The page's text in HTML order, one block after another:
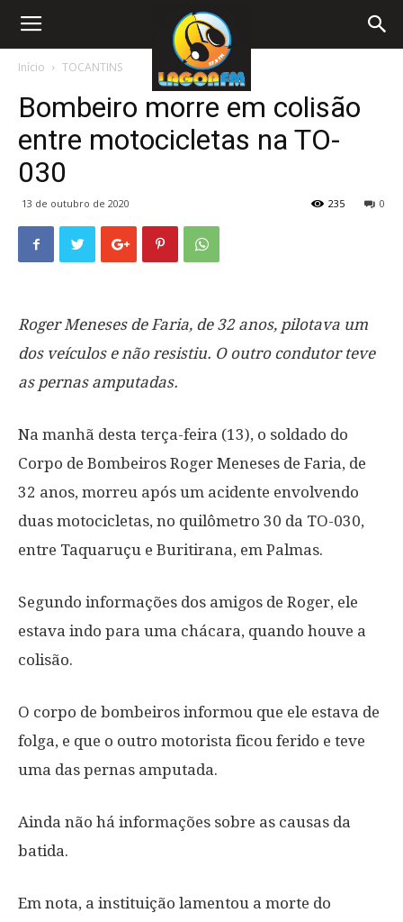
Início TOCANTINS
Bombeiro morre em colisão
entre motocicletas na TO-
030
13 de outubro de 2020 0
235
Roger Meneses de Faria, de 32 anos, pilotava um
dos veículos e não resistiu. O outro condutor teve
as pernas amputadas.
Na manhã desta terça-feira (13), o soldado do
Corpo de Bombeiros Roger Meneses de Faria, de
32 anos, morreu após um acidente envolvendo
duas motocicletas, no quilômetro 30 da TO-030,
entre Taquaruçu e Buritirana, em Palmas.
Segundo informações dos amigos de Roger, ele
estava indo para uma chácara, quando houve a
colisão.
O corpo de bombeiros informou que ele estava de
folga, e que o outro motorista ficou ferido e teve
uma das pernas amputada.
Ainda não há informações sobre as causas da
batida.
Em nota, a instituição lamentou a morte do